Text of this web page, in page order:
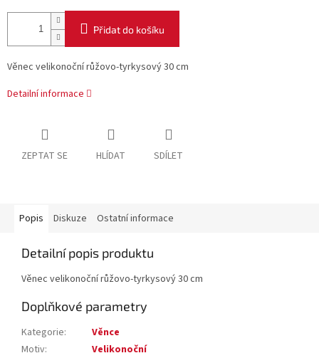
Přidat do košíku
Věnec velikonoční růžovo-tyrkysový 30 cm
Detailní informace
ZEPTAT SE HLÍDAT SDÍLET
Popis Diskuze Ostatní informace
Detailní popis produktu
Věnec velikonoční růžovo-tyrkysový 30 cm
Doplňkové parametry
Kategorie:
Věnce
Motiv:
Velikonoční